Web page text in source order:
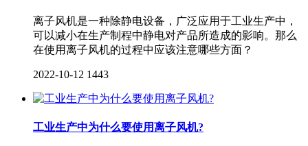
离子风机是一种除静电设备，广泛应用于工业生产中，
可以减小在生产制程中静电对产品所造成的影响。那么
在使用离子风机的过程中应该注意哪些方面？
2022-10-12 1443
工业生产中为什么要使用离子风机?